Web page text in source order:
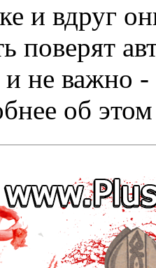
и вдруг
поверят
не важно
об